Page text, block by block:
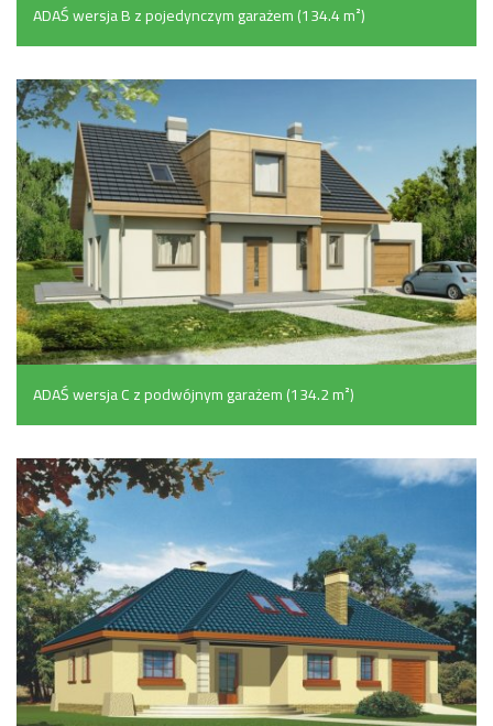
ADAŚ wersja B z pojedynczym garażem (134.4 m²)
ADAŚ wersja C z podwójnym garażem (134.2 m²)